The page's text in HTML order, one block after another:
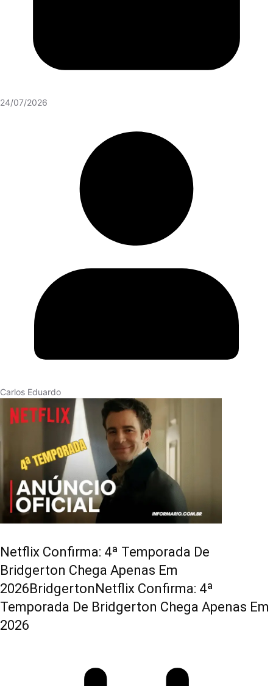
24/07/2026
Carlos Eduardo
Netflix Confirma: 4ª Temporada De
Bridgerton Chega Apenas Em
2026BridgertonNetflix Confirma: 4ª
Temporada De Bridgerton Chega Apenas Em
2026